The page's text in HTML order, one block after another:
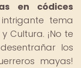
en códices
tema
Cultura. ¡No te
los
mayas!